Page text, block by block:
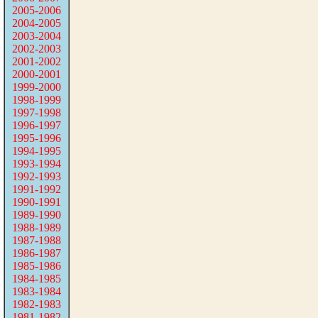
2005-2006
2004-2005
2003-2004
2002-2003
2001-2002
2000-2001
1999-2000
1998-1999
1997-1998
1996-1997
1995-1996
1994-1995
1993-1994
1992-1993
1991-1992
1990-1991
1989-1990
1988-1989
1987-1988
1986-1987
1985-1986
1984-1985
1983-1984
1982-1983